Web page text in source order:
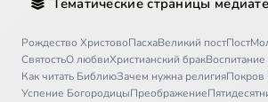
Тематические страницы
Рождество ХристовоПасхаВеликий постПост
СвятостьО любвиХристианский бракВоспитание
Как читать БиблиюЗачем нужна религияПокров
Успение БогородицыПреображение